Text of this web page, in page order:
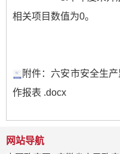
相关项目数值为0。
附件：六安市安全生
作报表 .docx
网站导航